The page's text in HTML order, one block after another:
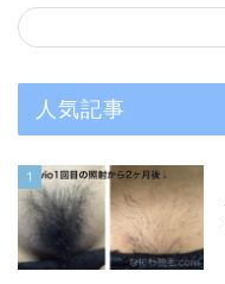
人気記事
1